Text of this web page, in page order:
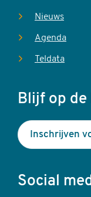
Nieuws
Agenda
Teldata
Blijf op
Inschrijven
Social